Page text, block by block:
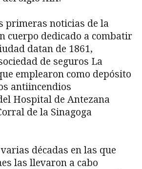
primeras noticias de la
cuerpo dedicado a combatir
datan de 1861,
de seguros La
emplearon como depósito
antiincendios
Hospital de Antezana
de la Sinagoga
décadas en las que
las llevaron a cabo